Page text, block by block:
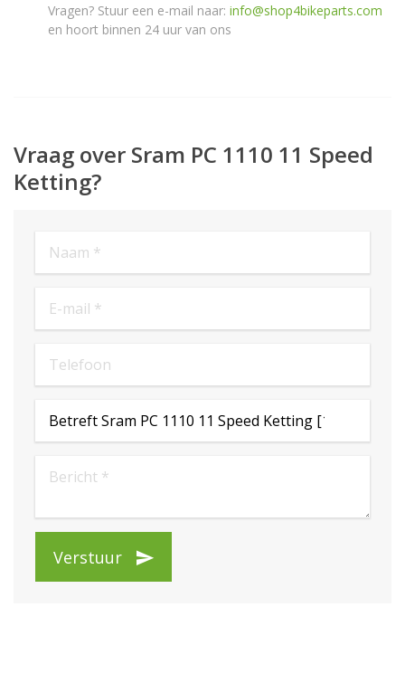
Vragen? Stuur een e-mail naar: info@shop4bikeparts.com
en hoort binnen 24 uur van ons
Vraag over Sram PC 1110 11 Speed
Ketting?
Verstuur